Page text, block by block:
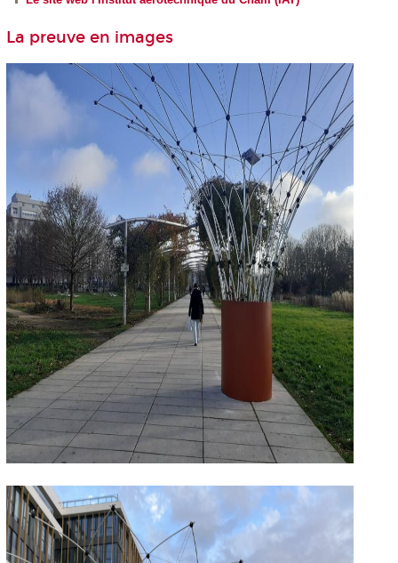
La preuve en images